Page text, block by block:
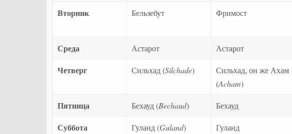
Вторник Бельзебут Фримост
Среда Астарот Астарот
Четверг Сильхад (Silchade)
Сильхад, он же Ахам
(Acham)
Пятница Бехауд (Bechaud) Бехауд
Суббота Гуланд (Guland) Гуланд